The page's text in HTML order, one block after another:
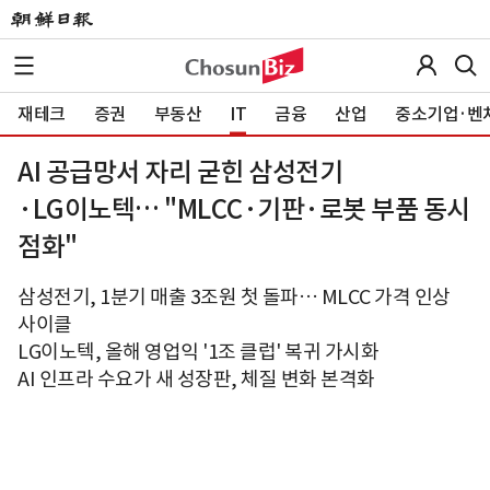
재테크 증권 부동산 IT 금융 산업 중소기업·벤
AI 공급망서 자리 굳힌 삼성전기
·LG이노텍… "MLCC·기판·로봇 부품 동시
점화"
삼성전기, 1분기 매출 3조원 첫 돌파… MLCC 가격 인상
사이클
LG이노텍, 올해 영업익 '1조 클럽' 복귀 가시화
AI 인프라 수요가 새 성장판, 체질 변화 본격화